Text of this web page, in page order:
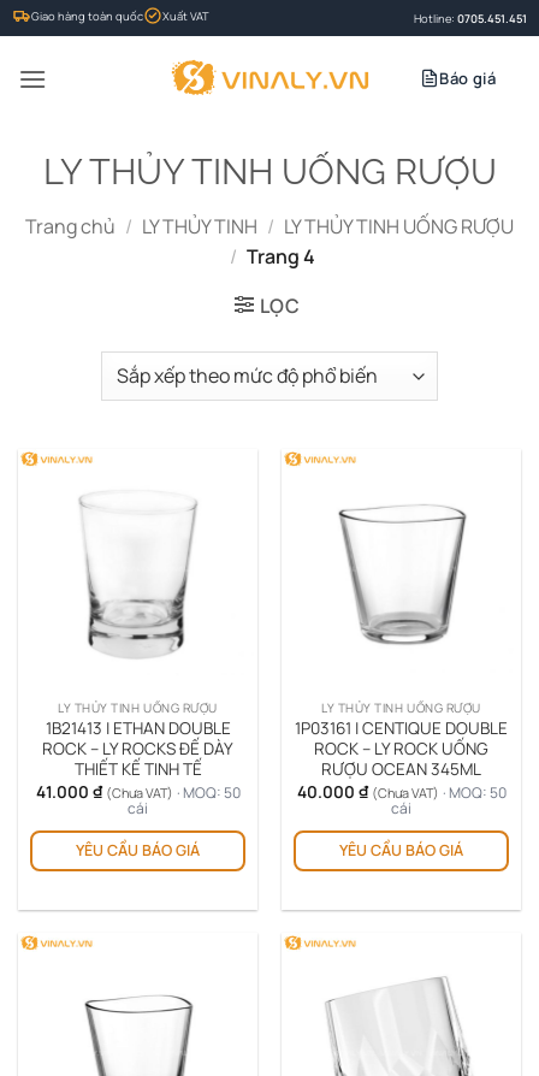
Bỏ
qua
nội
Giao hàng toàn quốc Xuất VAT Hotline: 0705.451.451
Báo giá
LY THỦY TINH UỐNG RƯỢU
Trang chủ / LY THỦY TINH / LY THỦY TINH UỐNG RƯỢU
/ Trang 4
LỌC
LY THỦY TINH UỐNG RƯỢU
1B21413 | ETHAN DOUBLE
ROCK – LY ROCKS ĐẾ DÀY
THIẾT KẾ TINH TẾ
41.000 ₫ (Chưa VAT) · MOQ: 50
cái
YÊU CẦU BÁO GIÁ
LY THỦY TINH UỐNG RƯỢU
1P03161 | CENTIQUE DOUBLE
ROCK – LY ROCK UỐNG
RƯỢU OCEAN 345ML
40.000 ₫ (Chưa VAT) · MOQ: 50
cái
YÊU CẦU BÁO GIÁ